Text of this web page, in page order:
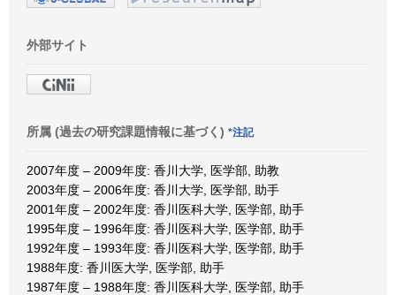
外部サイト
所属 (過去の研究課題情報に基づく) *注記
2007年度 – 2009年度: 香川大学, 医学部, 助教
2003年度 – 2006年度: 香川大学, 医学部, 助手
2001年度 – 2002年度: 香川医科大学, 医学部, 助手
1995年度 – 1996年度: 香川医科大学, 医学部, 助手
1992年度 – 1993年度: 香川医科大学, 医学部, 助手
1988年度: 香川医大学, 医学部, 助手
1987年度 – 1988年度: 香川医科大学, 医学部, 助手